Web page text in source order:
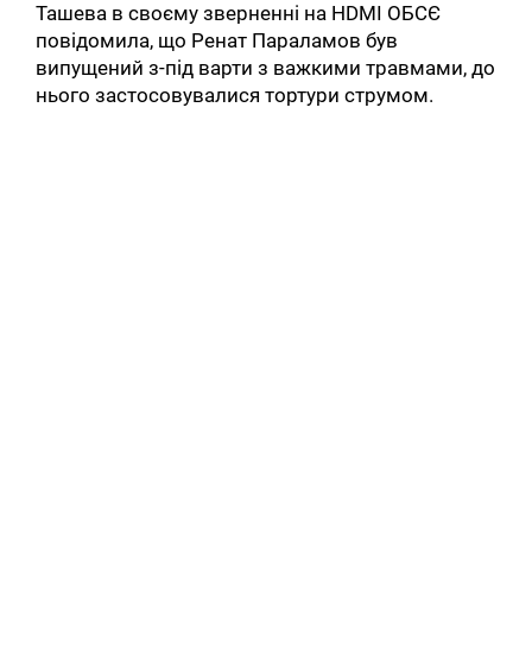
Ташева в своєму зверненні на HDMI ОБСЄ
повідомила, що Ренат Параламов був
випущений з-під варти з важкими травмами, до
нього застосовувалися тортури струмом.